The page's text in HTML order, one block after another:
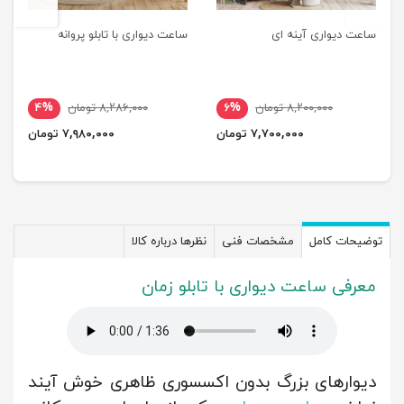
ساعت دیواری آینه ای
۸,۲۰۰,۰۰۰ تومان
۶%
۷,۷۰۰,۰۰۰ تومان
ساعت دیواری با تابلو پروانه
۸,۲۸۶,۰۰۰ تومان
۴%
۷,۹۸۰,۰۰۰ تومان
توضیحات کامل مشخصات فنی نظرها درباره کالا
معرفی ساعت دیواری با تابلو زمان
دیوارهای بزرگ بدون اکسسوری ظاهری خوش آیند